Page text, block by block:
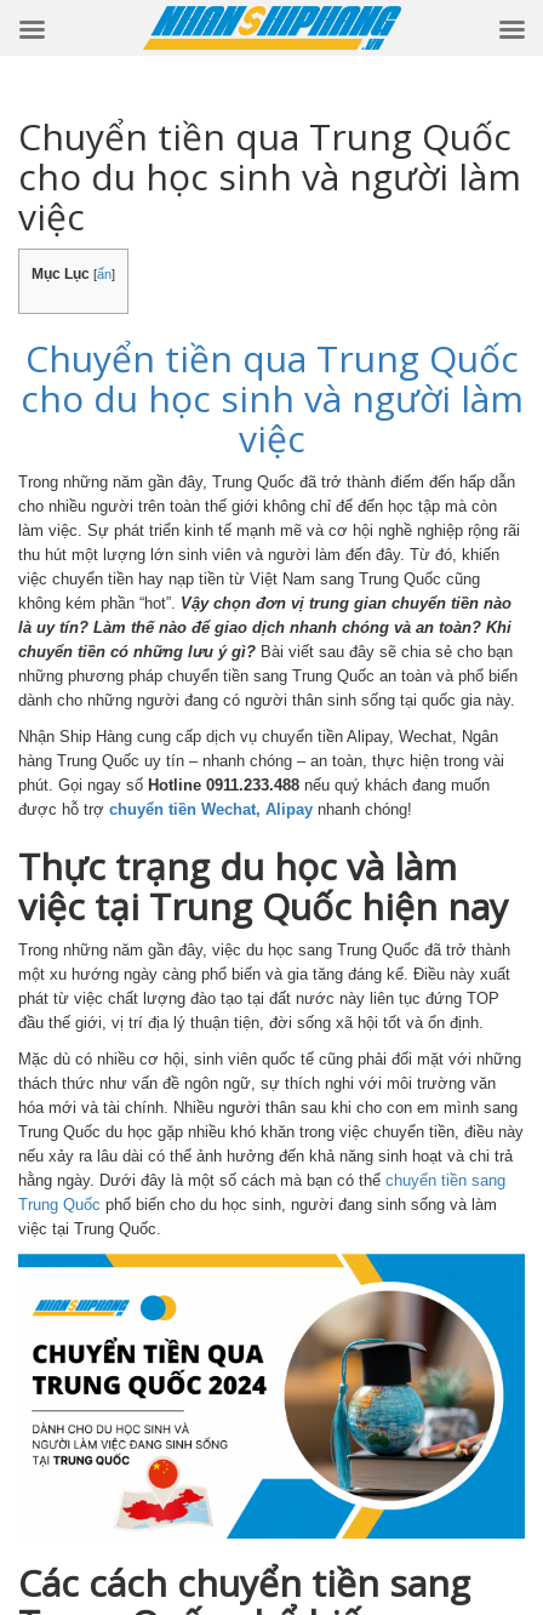
Chuyển tiền qua Trung Quốc
cho du học sinh và người làm
việc
Mục Lục [ẩn]
Chuyển tiền qua Trung Quốc
cho du học sinh và người làm
việc
Trong những năm gần đây, Trung Quốc đã trở thành điểm đến hấp dẫn
cho nhiều người trên toàn thế giới không chỉ để đến học tập mà còn
làm việc. Sự phát triển kinh tế mạnh mẽ và cơ hội nghề nghiệp rộng rãi
thu hút một lượng lớn sinh viên và người làm đến đây. Từ đó, khiến
việc chuyển tiền hay nạp tiền từ Việt Nam sang Trung Quốc cũng
không kém phần “hot”. Vậy chọn đơn vị trung gian chuyển tiền nào
là uy tín? Làm thế nào để giao dịch nhanh chóng và an toàn? Khi
chuyển tiền có những lưu ý gì? Bài viết sau đây sẽ chia sẻ cho bạn
những phương pháp chuyển tiền sang Trung Quốc an toàn và phổ biến
dành cho những người đang có người thân sinh sống tại quốc gia này.
Nhận Ship Hàng cung cấp dịch vụ chuyển tiền Alipay, Wechat, Ngân
hàng Trung Quốc uy tín – nhanh chóng – an toàn, thực hiện trong vài
phút. Gọi ngay số Hotline 0911.233.488 nếu quý khách đang muốn
được hỗ trợ chuyển tiền Wechat, Alipay nhanh chóng!
Thực trạng du học và làm
việc tại Trung Quốc hiện nay
Trong những năm gần đây, việc du học sang Trung Quốc đã trở thành
một xu hướng ngày càng phổ biến và gia tăng đáng kể. Điều này xuất
phát từ việc chất lượng đào tạo tại đất nước này liên tục đứng TOP
đầu thế giới, vị trí địa lý thuận tiện, đời sống xã hội tốt và ổn định.
Mặc dù có nhiều cơ hội, sinh viên quốc tế cũng phải đối mặt với những
thách thức như vấn đề ngôn ngữ, sự thích nghi với môi trường văn
hóa mới và tài chính. Nhiều người thân sau khi cho con em mình sang
Trung Quốc du học gặp nhiều khó khăn trong việc chuyển tiền, điều này
nếu xảy ra lâu dài có thể ảnh hưởng đến khả năng sinh hoạt và chi trả
hằng ngày. Dưới đây là một số cách mà bạn có thể chuyển tiền sang
Trung Quốc phổ biến cho du học sinh, người đang sinh sống và làm
việc tại Trung Quốc.
Các cách chuyển tiền sang